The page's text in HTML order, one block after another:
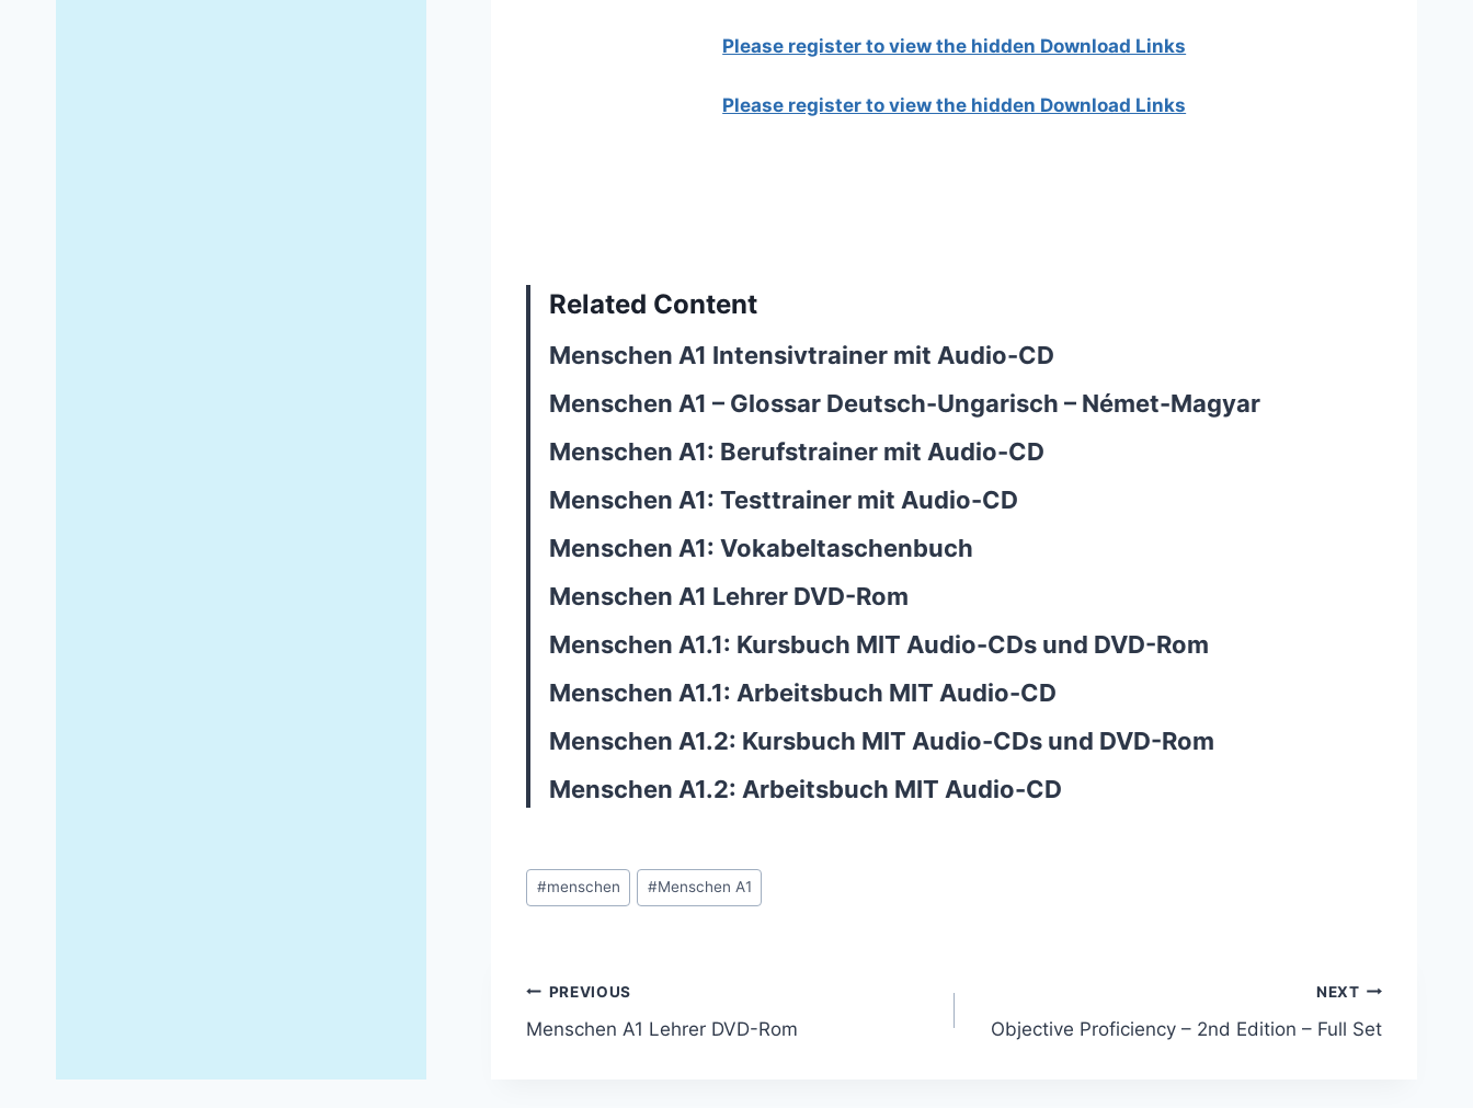
Please register to view the hidden Download Links
Please register to view the hidden Download Links
Related Content
Menschen A1 Intensivtrainer mit Audio-CD
Menschen A1 – Glossar Deutsch-Ungarisch – Német-Magyar
Menschen A1: Berufstrainer mit Audio-CD
Menschen A1: Testtrainer mit Audio-CD
Menschen A1: Vokabeltaschenbuch
Menschen A1 Lehrer DVD-Rom
Menschen A1.1: Kursbuch MIT Audio-CDs und DVD-Rom
Menschen A1.1: Arbeitsbuch MIT Audio-CD
Menschen A1.2: Kursbuch MIT Audio-CDs und DVD-Rom
Menschen A1.2: Arbeitsbuch MIT Audio-CD
Post
Tags:
#menschen #Menschen A1
Post
navigation
PREVIOUS
Menschen A1 Lehrer DVD-Rom
NEXT
Objective Proficiency – 2nd Edition – Full Set